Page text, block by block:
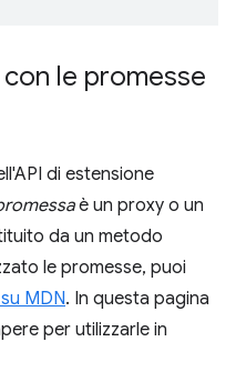
le promesse
di estensione
è un proxy o un
da un metodo
le promesse, puoi
MDN. In questa pagina
per utilizzarle in